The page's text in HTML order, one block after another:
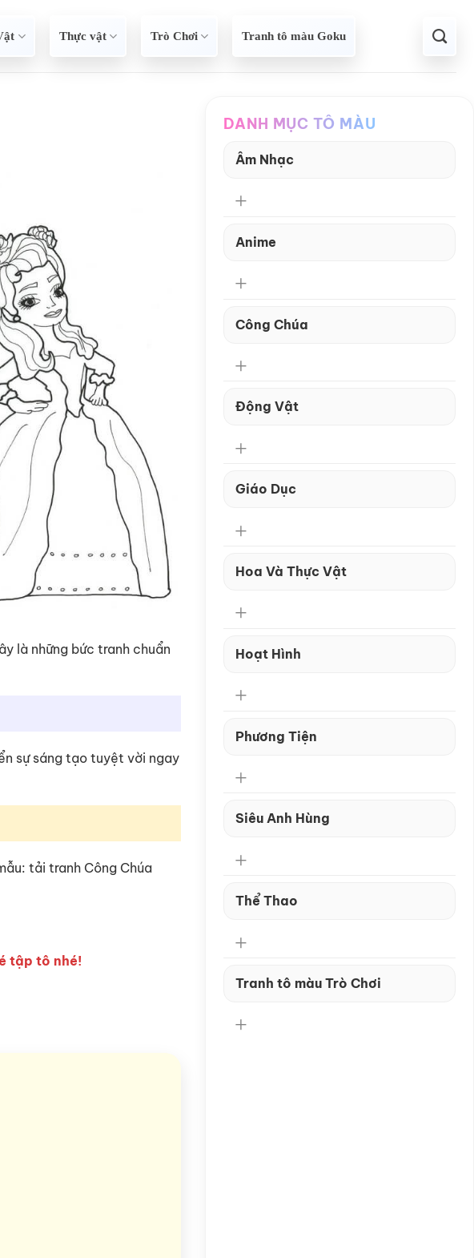
Thực vật Trò Chơi Tranh tô màu Goku
là những bức tranh chuẩn
sự sáng tạo tuyệt vời ngay
tải tranh Công Chúa
tập tô nhé!
DANH MỤC TÔ MÀU
Âm Nhạc
Anime
Công Chúa
Động Vật
Giáo Dục
Hoa Và Thực Vật
Hoạt Hình
Phương Tiện
Siêu Anh Hùng
Thể Thao
Tranh tô màu Trò Chơi